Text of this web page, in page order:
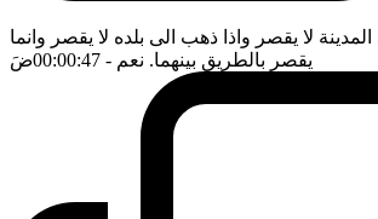
لا يقصر واذا ذهب الى بلده لا يقصر وانما
يقصر بالطريق بينهما. نعم - 00:00:47 ضَ